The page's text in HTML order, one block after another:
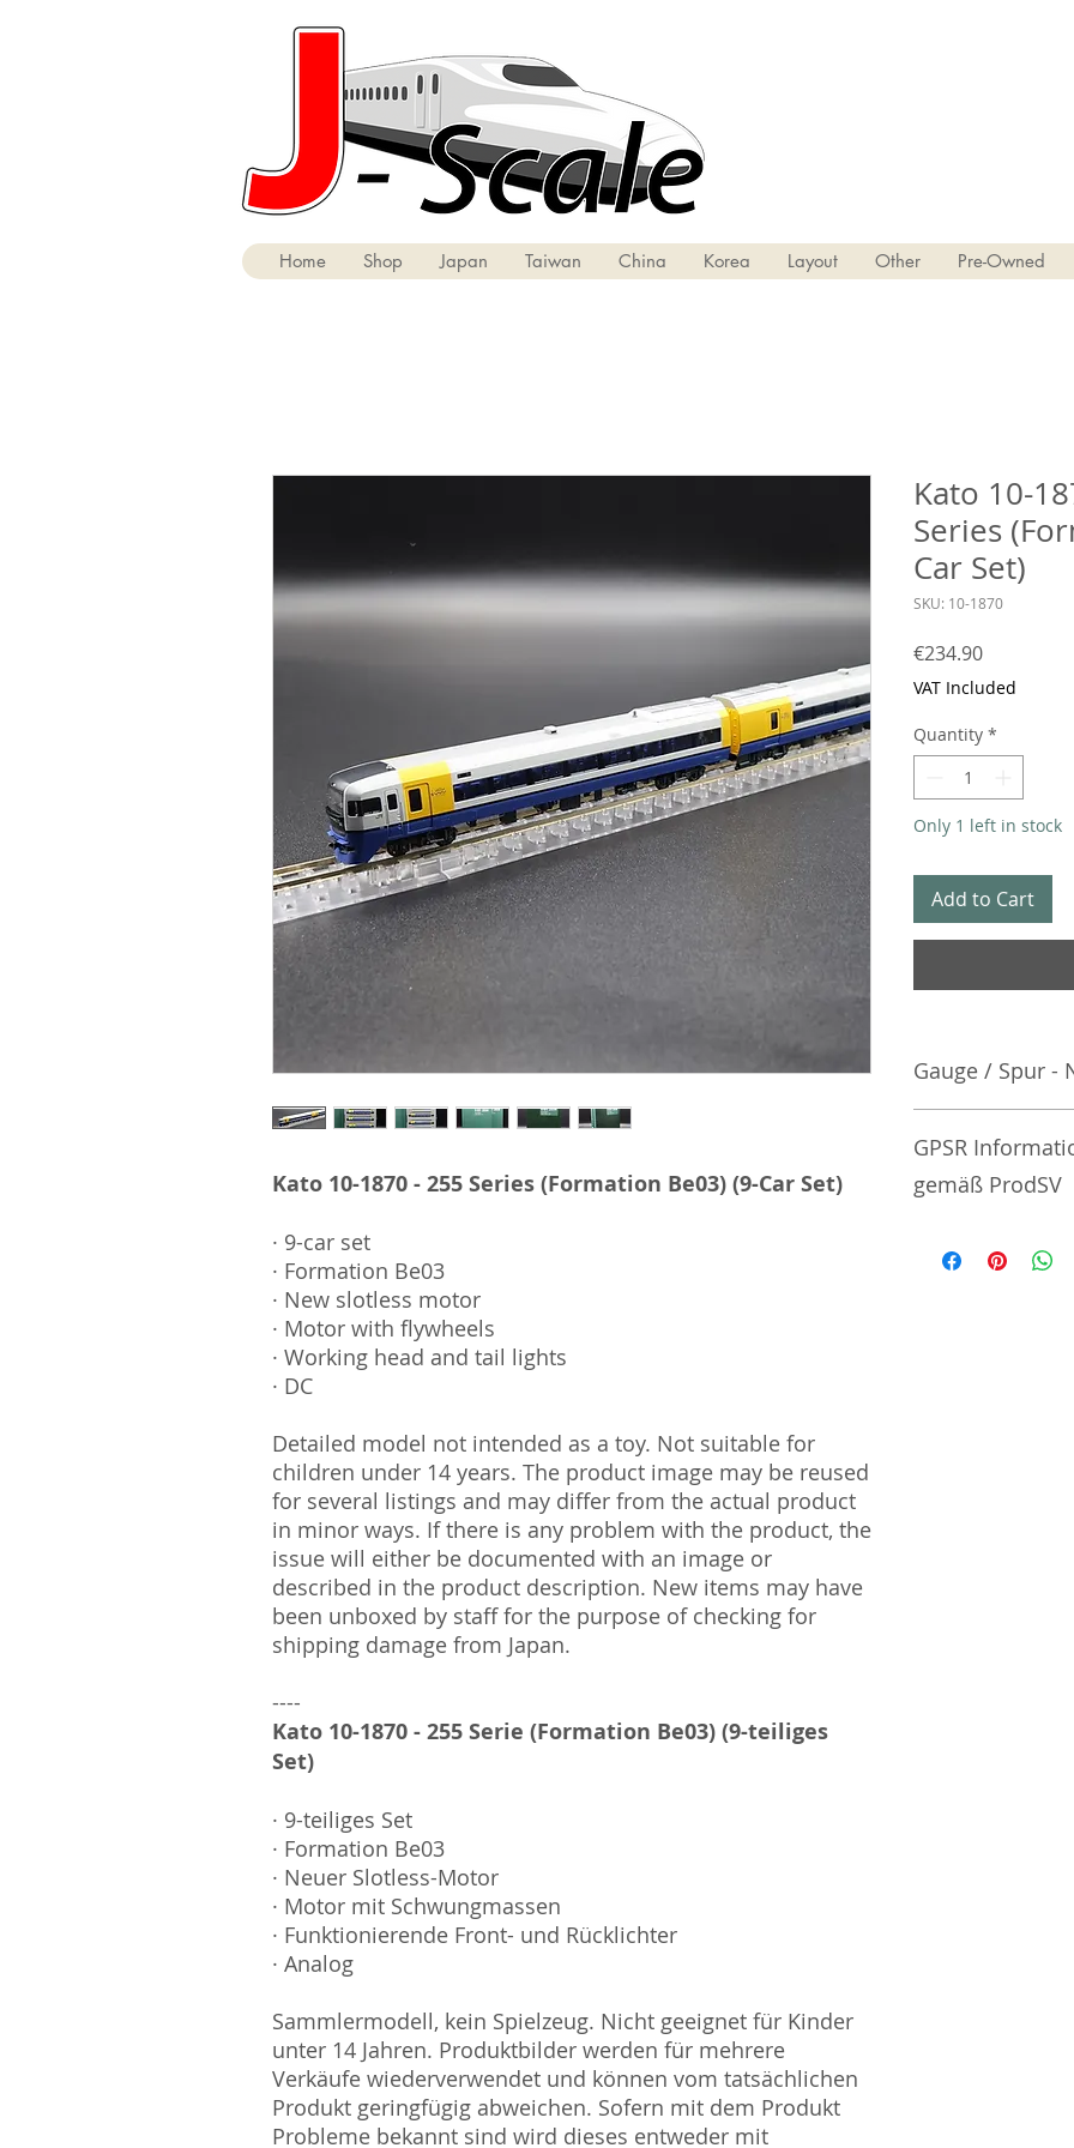
Home Shop Japan Taiwan China Korea Layout Other Pre-Owned
Kato 10-1870 - 255 Series (Formation Be03) (9-Car Set)
· 9-car set
· Formation Be03
· New slotless motor
· Motor with flywheels
· Working head and tail lights
· DC
Detailed model not intended as a toy. Not suitable for
children under 14 years. The product image may be reused
for several listings and may differ from the actual product
in minor ways. If there is any problem with the product, the
issue will either be documented with an image or
described in the product description. New items may have
been unboxed by staff for the purpose of checking for
shipping damage from Japan.
----
Kato 10-1870 - 255 Serie (Formation Be03) (9-teiliges
Set)
· 9-teiliges Set
· Formation Be03
· Neuer Slotless-Motor
· Motor mit Schwungmassen
· Funktionierende Front- und Rücklichter
· Analog
Sammlermodell, kein Spielzeug. Nicht geeignet für Kinder
unter 14 Jahren. Produktbilder werden für mehrere
Verkäufe wiederverwendet und können vom tatsächlichen
Produkt geringfügig abweichen. Sofern mit dem Produkt
Probleme bekannt sind wird dieses entweder mit
Kato 10-
Series
Car Set)
SKU: 10-1870
€234.90Price
VAT Included
Quantity *
Only 1 left in stock
Add to Cart
Gauge / Spur -
GPSR
gemäß ProdSV
Manufacturer /